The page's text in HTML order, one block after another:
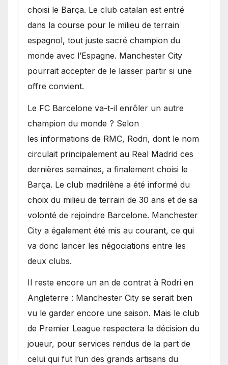
choisi le Barça. Le club catalan est entré
dans la course pour le milieu de terrain
espagnol, tout juste sacré champion du
monde avec l’Espagne. Manchester City
pourrait accepter de le laisser partir si une
offre convient.
​Le FC Barcelone va-t-il enrôler un autre
champion du monde ? Selon
les informations de RMC, Rodri, dont le nom
circulait principalement au Real Madrid ces
dernières semaines, a finalement choisi le
Barça. Le club madrilène a été informé du
choix du milieu de terrain de 30 ans et de sa
volonté de rejoindre Barcelone. Manchester
City a également été mis au courant, ce qui
va donc lancer les négociations entre les
deux clubs.
​Il reste encore un an de contrat à Rodri en
Angleterre : Manchester City se serait bien
vu le garder encore une saison. Mais le club
de Premier League respectera la décision du
joueur, pour services rendus de la part de
celui qui fut l’un des grands artisans du